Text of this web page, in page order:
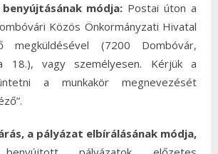
módja: Postai úton a
Közös Önkormányzati Hivatal
megküldésével (7200 Dombóvár,
18.), vagy személyesen. Kérjük a
a munkakör megnevezését
a pályázat elbírálásának módja,